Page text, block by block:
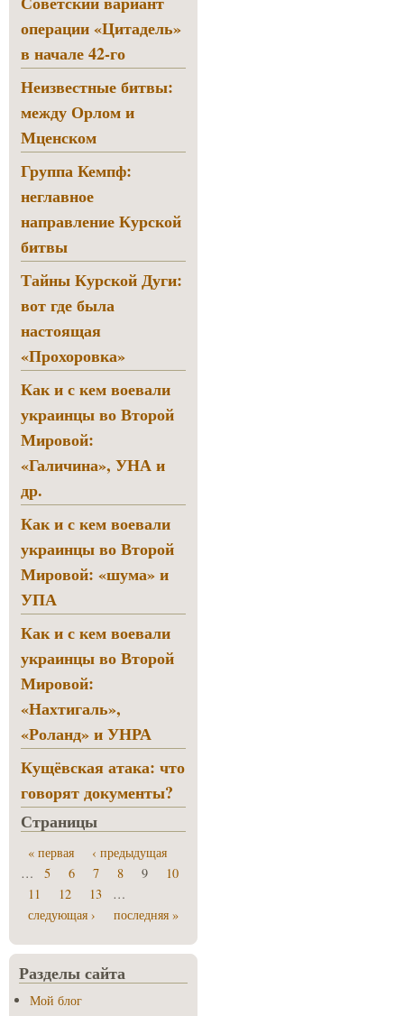
операции «Цитадель»
в начале 42-го
Неизвестные битвы:
между Орлом и
Мценском
Группа Кемпф:
неглавное
направление Курской
битвы
Тайны Курской Дуги:
вот где была
настоящая
«Прохоровка»
Как и с кем воевали
украинцы во Второй
Мировой:
«Галичина», УНА и
др.
Как и с кем воевали
украинцы во Второй
Мировой: «шума» и
УПА
Как и с кем воевали
украинцы во Второй
Мировой:
«Нахтигаль»,
«Роланд» и УНРА
Кущёвская атака: что
говорят документы?
Страницы
« первая
‹ предыдущая
…
5 6 7 8 9
10
11
12 13
…
следующая ›
последняя »
Разделы сайта
Мой блог